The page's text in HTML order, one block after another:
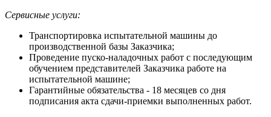
Сервисные услуги:
Транспортировка испытательной машины до
производственной базы Заказчика;
Проведение пуско-наладочных работ с последующим
обучением представителей Заказчика работе на
испытательной машине;
Гарантийные обязательства - 18 месяцев со дня
подписания акта сдачи-приемки выполненных работ.